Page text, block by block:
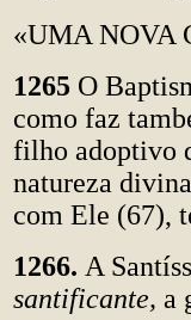
«UMA NOVA
1265 O
como faz
filho adoptivo
natureza
com Ele (67),
1266. A
santificante, a